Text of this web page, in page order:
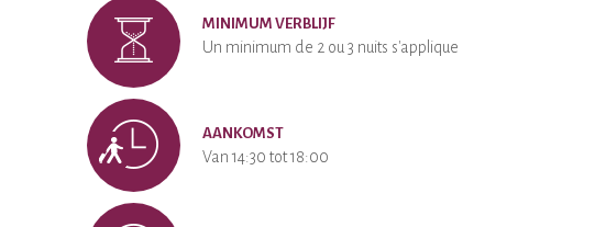
MINIMUM VERBLIJF
Un minimum de 2 ou 3 nuits s'applique
AANKOMST
Van 14:30 tot 18:00